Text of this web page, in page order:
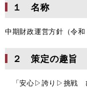
１ 名称
中期財政運営方針（令和
２ 策定の趣旨
「安心▷誇り▷挑戦 ひ